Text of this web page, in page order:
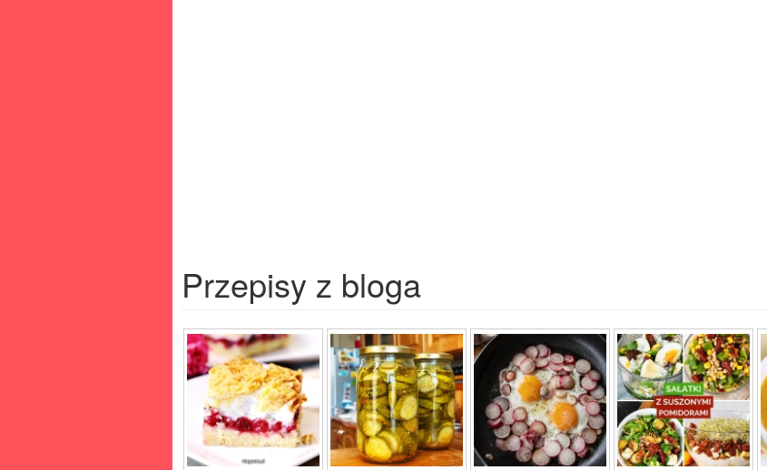
Przepisy z bloga